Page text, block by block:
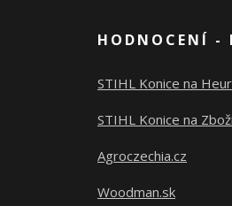
HODNOCENÍ -
STIHL Konice na
STIHL Konice na
Agroczechia.cz
Woodman.sk